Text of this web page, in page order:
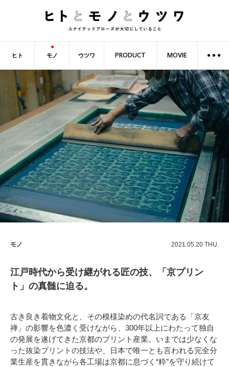
ヒト モノ ウツワ PRODUCT MOVIE
モノ 2021.05.20 THU.
江戸時代から受け継がれる匠の技、「京プリン
ト」の真髄に迫る。
古き良き着物文化と、その模様染めの代名詞である「京友
禅」の影響を色濃く受けながら、300年以上にわたって独自
の発展を遂げてきた京都のプリント産業。いまでは少なくな
った抜染プリントの技法や、日本で唯一とも言われる完全分
業生産を貫きながら各工場は京都に息づく“粋”を守り続けて